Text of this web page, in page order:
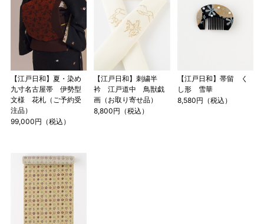
【江戸日和】夏・染め
九寸名古屋帯 伊勢型
文様 花札（ご予約受
注品）
99,000円（税込）
【江戸日和】刺繍半
衿 江戸道中 鳥獣戯
画（お取り寄せ品）
8,800円（税込）
【江戸日和】帯留 く
し形 雪華
8,580円（税込）